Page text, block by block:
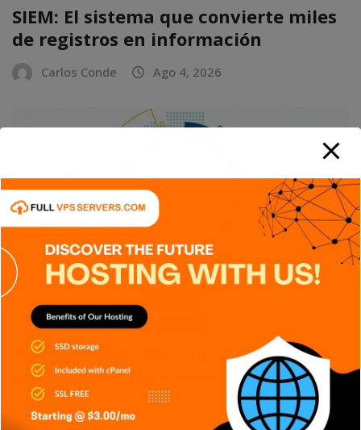
SIEM: El sistema que convierte miles
de registros en información
Carlos Conde Ago 4, 2026
SISTEMA OPERATIVO
Platform Engineering, construyendo
plataformas para mejorar
Carlos Conde